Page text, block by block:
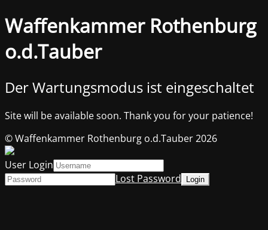
Waffenkammer Rothenburg
o.d.Tauber
Der Wartungsmodus ist eingeschaltet
Site will be available soon. Thank you for your patience!
© Waffenkammer Rothenburg o.d.Tauber 2026
User Login
Lost Password